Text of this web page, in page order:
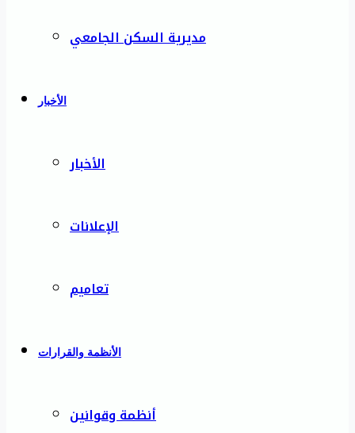
مديرية السكن الجامعي
الأخبار
الأخبار
الإعلانات
تعاميم
الأنظمة والقرارات
أنظمة وقوانين